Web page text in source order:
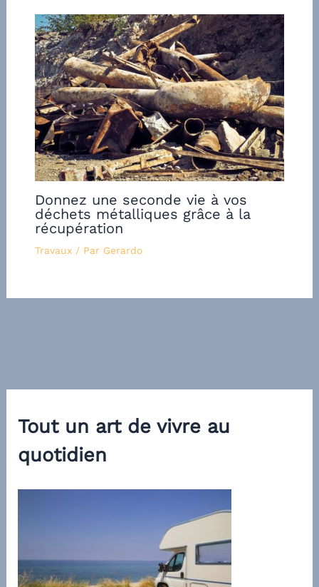
Donnez une seconde vie à vos
déchets métalliques grâce à la
récupération
Travaux/ Par Gerardo
Tout un art de vivre au
quotidien